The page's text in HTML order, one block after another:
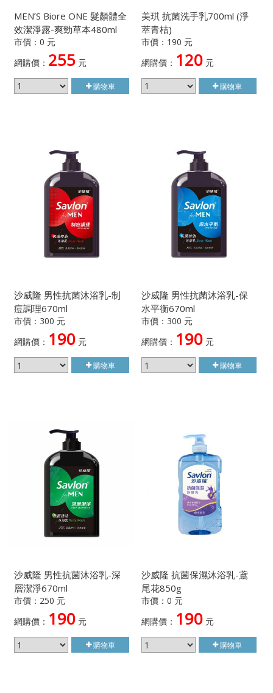
MENʼS Biore ONE 髮顏體全
效潔淨露-爽勁草本480ml
市價：0 元
網購價： 255 元
購物車
美琪 抗菌洗手乳700ml (淨
萃青桔)
市價：190 元
網購價： 120元
購物車
沙威隆 男性抗菌沐浴乳-制
痘調理670ml
市價：300 元
網購價： 190 元
購物車
沙威隆 男性抗菌沐浴乳-保
水平衡670ml
市價：300 元
網購價： 190元
購物車
沙威隆 男性抗菌沐浴乳-深
層潔淨670ml
市價：250 元
網購價： 190 元
購物車
沙威隆 抗菌保濕沐浴乳-鳶
尾花850g
市價：0 元
網購價： 190元
購物車